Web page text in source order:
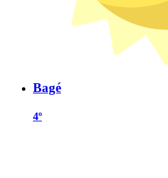
Bagé
4º